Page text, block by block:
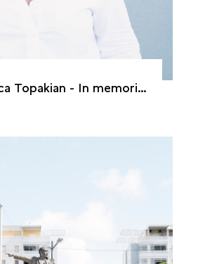
Topakian - In memorias